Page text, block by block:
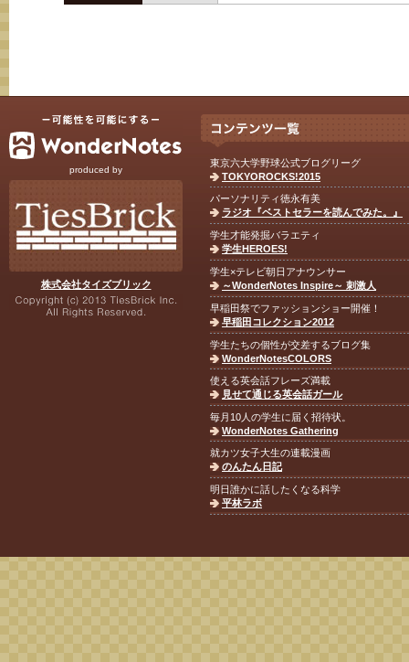
produced by
株式会社タイズブリック
東京六大学野球公式ブログリーグ
TOKYOROCKS!2015
パーソナリティ徳永有美
ラジオ『ベストセラーを読んでみた。』
学生才能発掘バラエティ
学生HEROES!
学生×テレビ朝日アナウンサー
～WonderNotes Inspire～ 刺激人
早稲田祭でファッションショー開催！
早稲田コレクション2012
学生たちの個性が交差するブログ集
WonderNotesCOLORS
使える英会話フレーズ満載
見せて通じる英会話ガール
毎月10人の学生に届く招待状。
WonderNotes Gathering
就カツ女子大生の連載漫画
のんたん日記
明日誰かに話したくなる科学
平林ラボ